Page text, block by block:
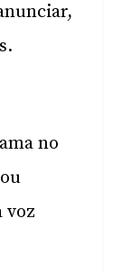
no
voz